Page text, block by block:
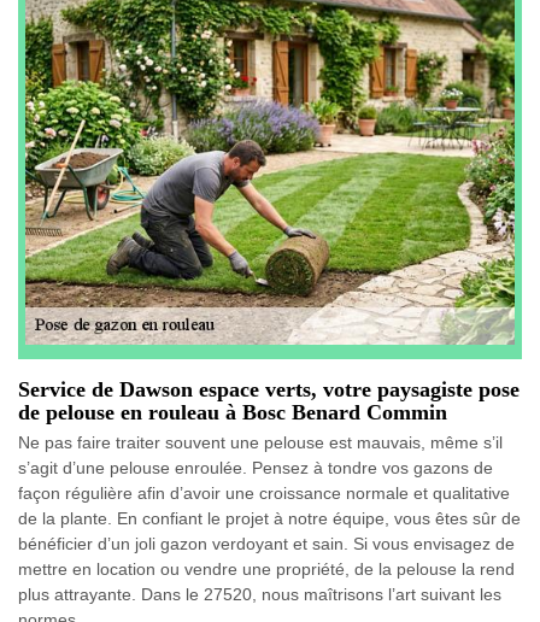
Service de Dawson espace verts, votre paysagiste pose
de pelouse en rouleau à Bosc Benard Commin
Ne pas faire traiter souvent une pelouse est mauvais, même s’il
s’agit d’une pelouse enroulée. Pensez à tondre vos gazons de
façon régulière afin d’avoir une croissance normale et qualitative
de la plante. En confiant le projet à notre équipe, vous êtes sûr de
bénéficier d’un joli gazon verdoyant et sain. Si vous envisagez de
mettre en location ou vendre une propriété, de la pelouse la rend
plus attrayante. Dans le 27520, nous maîtrisons l’art suivant les